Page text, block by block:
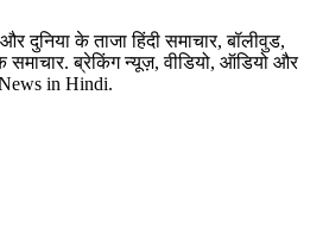
दुनिया के ताजा हिंदी समाचार, बॉलीवुड,
ब्रेकिंग न्यूज़, वीडियो, ऑडियो और
in Hindi.